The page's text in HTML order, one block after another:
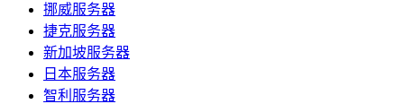
挪威服务器
捷克服务器
新加坡服务器
日本服务器
智利服务器